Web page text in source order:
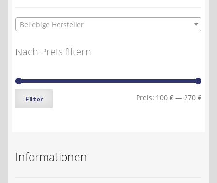
Beliebige Hersteller
Nach Preis filtern
Min.
Max.
Filter Preis: 100 € — 270 €
Informationen